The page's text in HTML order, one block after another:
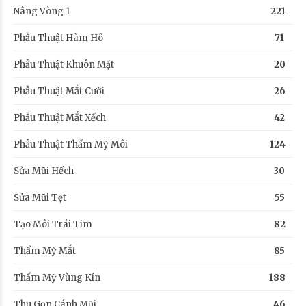
Nâng Vòng 1 221
Phẫu Thuật Hàm Hô 71
Phẫu Thuật Khuôn Mặt 20
Phẫu Thuật Mắt Cười 26
Phẫu Thuật Mắt Xếch 42
Phẫu Thuật Thẩm Mỹ Môi 124
Sửa Mũi Hếch 30
Sửa Mũi Tẹt 55
Tạo Môi Trái Tim 82
Thẩm Mỹ Mắt 85
Thẩm Mỹ Vùng Kín 188